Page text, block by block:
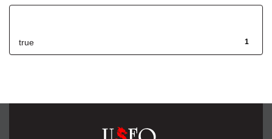
1
true